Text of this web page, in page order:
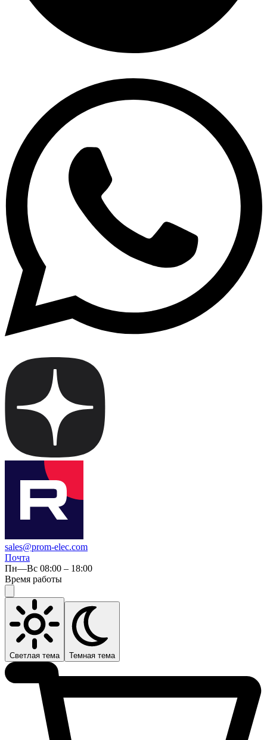
sales@prom-elec.com
Почта
Пн—Вс 08:00 – 18:00
Время работы
Светлая тема Темная тема